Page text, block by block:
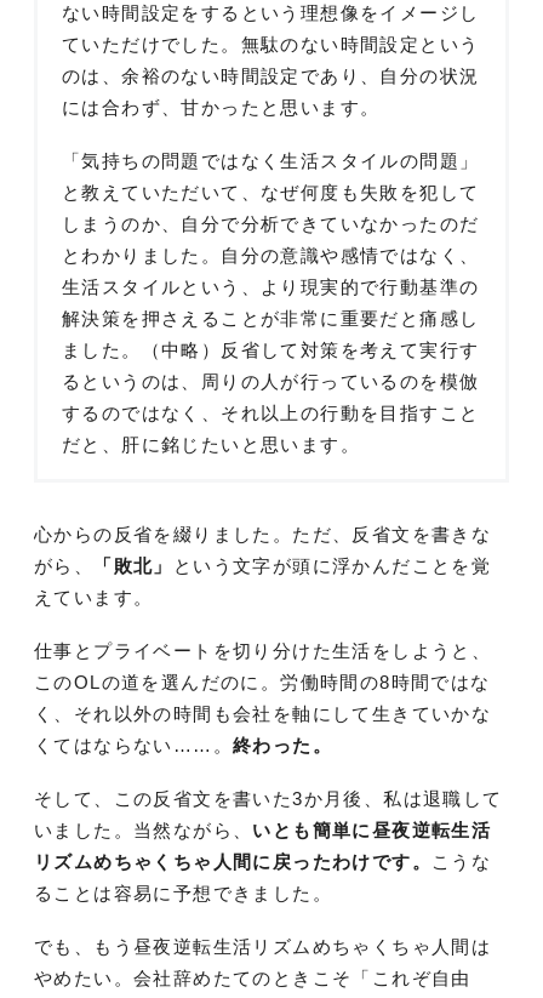
ない時間設定をするという理想像をイメージし
ていただけでした。無駄のない時間設定という
のは、余裕のない時間設定であり、自分の状況
には合わず、甘かったと思います。
「気持ちの問題ではなく生活スタイルの問題」
と教えていただいて、なぜ何度も失敗を犯して
しまうのか、自分で分析できていなかったのだ
とわかりました。自分の意識や感情ではなく、
生活スタイルという、より現実的で行動基準の
解決策を押さえることが非常に重要だと痛感し
ました。（中略）反省して対策を考えて実行す
るというのは、周りの人が行っているのを模倣
するのではなく、それ以上の行動を目指すこと
だと、肝に銘じたいと思います。
心からの反省を綴りました。ただ、反省文を書きな
がら、
「敗北」
という文字が頭に浮かんだことを覚
えています。
仕事とプライベートを切り分けた生活をしようと、
このOLの道を選んだのに。労働時間の8時間ではな
く、それ以外の時間も会社を軸にして生きていかな
くてはならない……。 終わった。
そして、この反省文を書いた3か月後、私は退職して
いました。当然ながら、 いとも簡単に昼夜逆転生活
リズムめちゃくちゃ人間に戻ったわけです。
こうな
ることは容易に予想できました。
でも、もう昼夜逆転生活リズムめちゃくちゃ人間は
やめたい。会社辞めたてのときこそ「これぞ自由